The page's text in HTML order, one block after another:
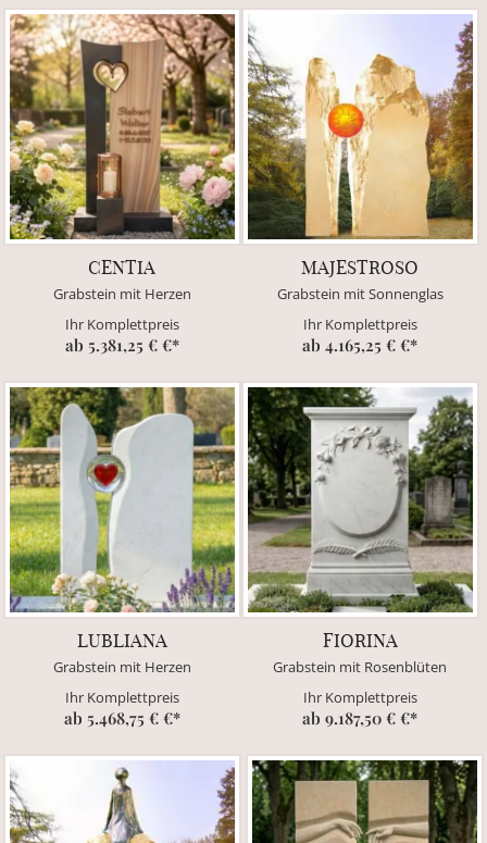
CENTIA
Grabstein mit Herzen
Ihr Komplettpreis
ab 5.381,25 € €*
MAJESTROSO
Grabstein mit Sonnenglas
Ihr Komplettpreis
ab 4.165,25 € €*
LUBLIANA
Grabstein mit Herzen
Ihr Komplettpreis
ab 5.468,75 € €*
FIORINA
Grabstein mit Rosenblüten
Ihr Komplettpreis
ab 9.187,50 € €*